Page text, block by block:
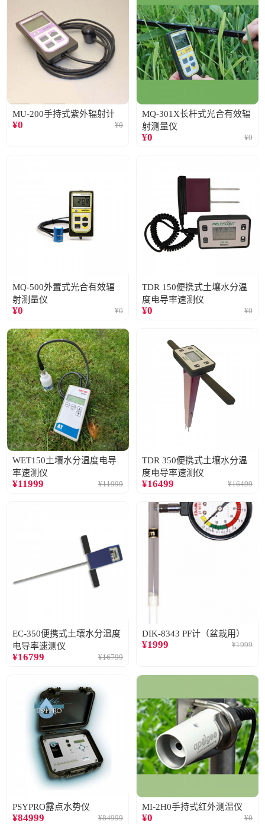
MU-200手持式紫外辐射计
¥0 ¥0
MQ-301X长杆式光合有效辐
射测量仪
¥0 ¥0
MQ-500外置式光合有效辐
射测量仪
¥0 ¥0
TDR 150便携式土壤水分温
度电导率速测仪
¥0 ¥0
WET150土壤水分温度电导
率速测仪
¥11999 ¥11999
TDR 350便携式土壤水分温
度电导率速测仪
¥16499 ¥16499
EC-350便携式土壤水分温度
电导率速测仪
¥16799 ¥16799
DIK-8343 PF计（盆栽用）
¥1999 ¥1999
PSYPRO露点水势仪
¥84999 ¥84999
MI-2H0手持式红外测温仪
¥0 ¥0